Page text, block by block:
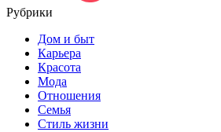
Рубрики
Дом и быт
Карьера
Красота
Мода
Отношения
Семья
Стиль жизни